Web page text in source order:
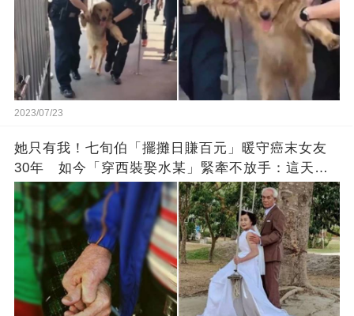
2023/07/23
她只有我！七旬伯「擺攤日賺百元」暖守癌末女友
30年 如今「穿西裝娶水某」緊牽不放手：這天等
了好久